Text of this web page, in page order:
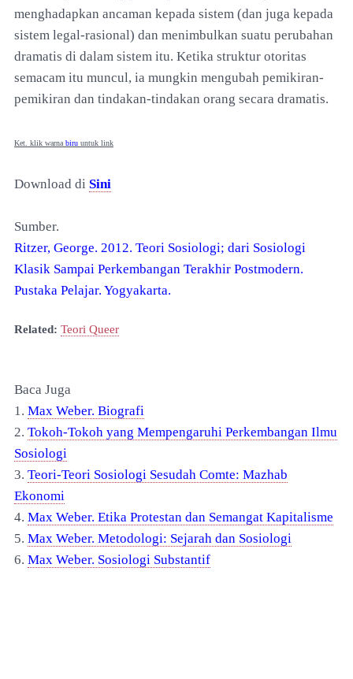
menghadapkan ancaman kepada sistem (dan juga kepada
sistem legal-rasional) dan menimbulkan suatu perubahan
dramatis di dalam sistem itu. Ketika struktur otoritas
semacam itu muncul, ia mungkin mengubah pemikiran-
pemikiran dan tindakan-tindakan orang secara dramatis.
Ket. klik warna biru untuk link
Download di Sini
Sumber.
Ritzer, George. 2012. Teori Sosiologi; dari Sosiologi
Klasik Sampai Perkembangan Terakhir Postmodern.
Pustaka Pelajar. Yogyakarta.
Related: Teori Queer
Baca Juga
1. Max Weber. Biografi
2. Tokoh-Tokoh yang Mempengaruhi Perkembangan Ilmu
Sosiologi
3. Teori-Teori Sosiologi Sesudah Comte: Mazhab
Ekonomi
4. Max Weber. Etika Protestan dan Semangat Kapitalisme
5. Max Weber. Metodologi: Sejarah dan Sosiologi
6. Max Weber. Sosiologi Substantif